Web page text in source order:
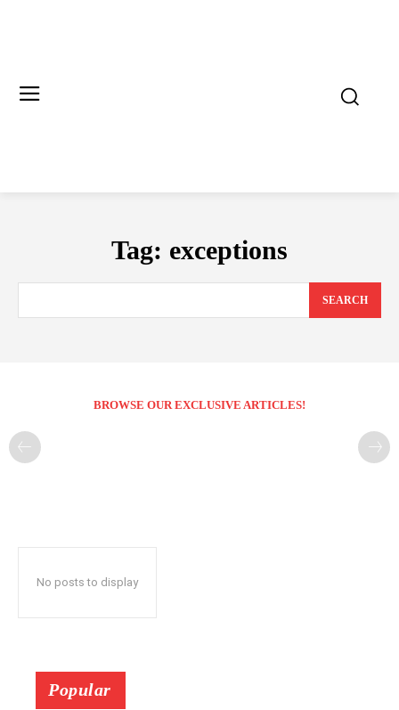
Tag: exceptions
SEARCH
BROWSE OUR EXCLUSIVE ARTICLES!
No posts to display
Popular